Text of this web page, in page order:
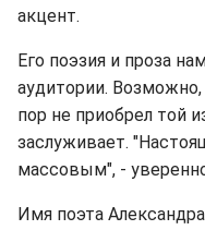
акцент.
Его поэзия и проза
аудитории.
пор не приобрел той
заслуживает.
массовым", -
Имя поэта